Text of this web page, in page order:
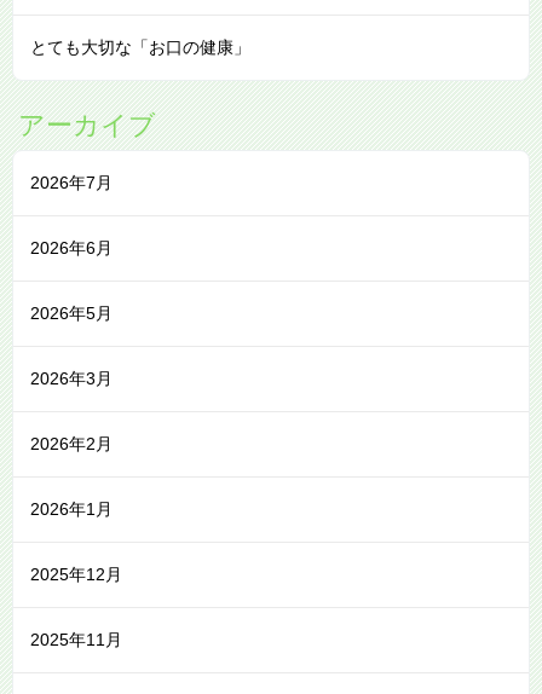
とても大切な「お口の健康」
アーカイブ
2026年7月
2026年6月
2026年5月
2026年3月
2026年2月
2026年1月
2025年12月
2025年11月